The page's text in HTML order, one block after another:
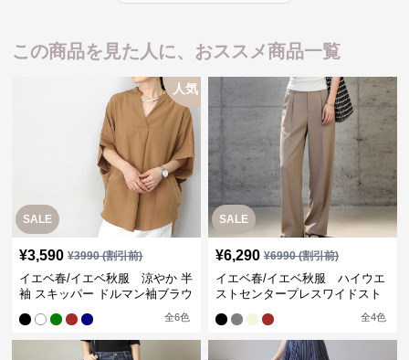
この商品を見た人に、おススメ商品一覧
SALE
人気
¥3,590 ¥3990(割引前)
イエベ春/イエベ秋服 涼やか 半
袖 スキッパー ドルマン袖ブラウ
全6色
SALE
¥6,290 ¥6990(割引前)
イエベ春/イエベ秋服 ハイウエ
ストセンタープレスワイドスト
全4色